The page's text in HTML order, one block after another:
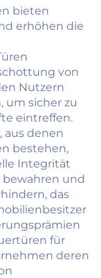
für
Balkon,
mit
Glas
bieten
erhöhen die
von
Nutzern
um sicher zu
eintreffen.
aus denen
bestehen,
Integrität
und
das
für
deren